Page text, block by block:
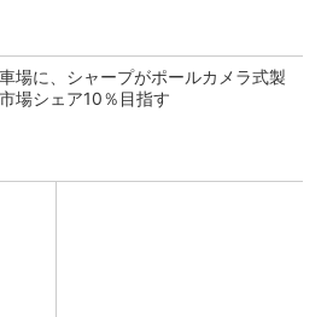
場に、シャープがポールカメラ式製
場シェア10％目指す